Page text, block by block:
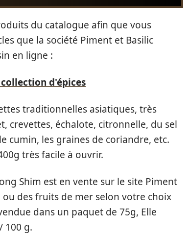
du catalogue afin que vous
que la société Piment et Basilic
en ligne :
d'épices
traditionnelles asiatiques, très
crevettes, échalote, citronnelle, du sel
cumin, les graines de coriandre, etc.
très facile à ouvrir.
Shim est en vente sur le site Piment
des fruits de mer selon votre choix
dans un paquet de 75g, Elle
100 g.